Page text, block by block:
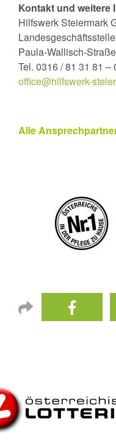
Kontakt und weitere
Hilfswerk Steiermark
Landesgeschäftsstelle
Paula-Wallisch-
Tel. 0316 / 81 31 81 –
office@hilfswerk-
Alle